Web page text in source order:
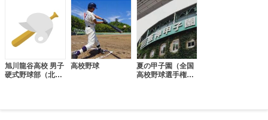
旭川龍谷高校 男子
硬式野球部（北海
高校野球
夏の甲子園（全国
高校野球選手権大